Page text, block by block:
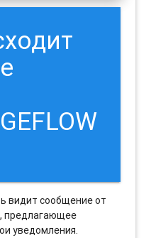
видит сообщение от
предлагающее
уведомления.